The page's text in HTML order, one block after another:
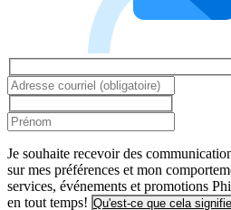
Je souhaite recevoir des
sur mes préférences et mon
services, événements et promotions
en tout temps! Qu'est-ce que cela